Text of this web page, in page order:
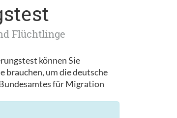
Flüchtlinge
können Sie
brauchen, um die deutsche
für Migration